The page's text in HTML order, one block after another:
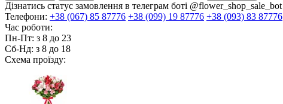
Дізнатись статус замовлення в телеграм боті @flower_shop_sale_bot
Телефони: +38 (067) 85 87776 +38 (099) 19 87776 +38 (093) 83 87776
Час роботи:
Пн-Пт: з 8 до 23
Сб-Нд: з 8 до 18
Схема проїзду: